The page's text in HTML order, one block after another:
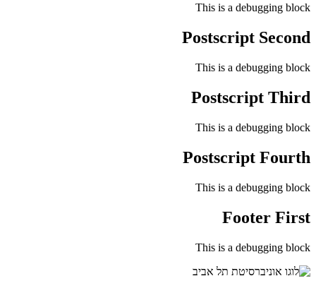
This is a debugging block
Postscript Second
This is a debugging block
Postscript Third
This is a debugging block
Postscript Fourth
This is a debugging block
Footer First
This is a debugging block